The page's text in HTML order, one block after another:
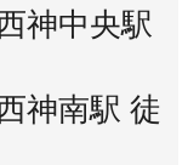
神中央駅
神南駅 徒